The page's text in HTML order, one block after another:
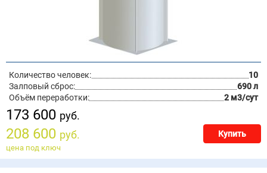
Количество человек:
10
Залповый сброс:
690 л
Объём переработки:
2 м3/сут
173 600 руб.
208 600 руб. Купить
цена под ключ